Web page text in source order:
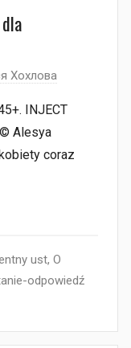
Хохлова
INJECT
Alesya
coraz
ust, O
odpowiedź